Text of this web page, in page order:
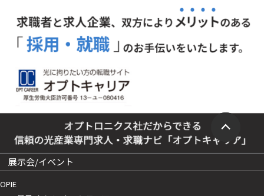
展示会/イベント
OPIE